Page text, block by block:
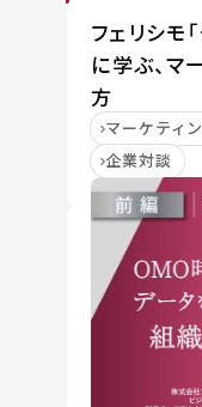
フェリシモ
に学ぶ、マ
方
マーケティ
企業対談